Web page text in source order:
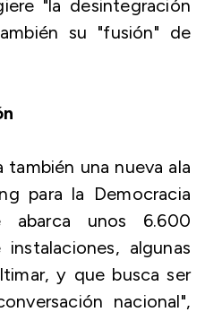
"la desintegración
su "fusión" de
también una nueva ala
para la Democracia
abarca unos 6.600
algunas
y que busca ser
nacional",